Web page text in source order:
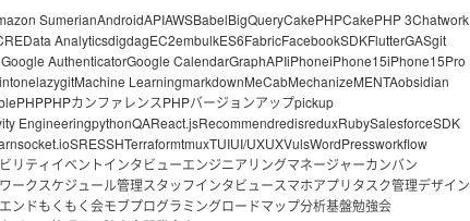
SumerianAndroidAPIAWSBabelBigQueryCakePHPCakePHP 3Chatwork
Data AnalyticsdigdagEC2embulkES6FabricFacebookSDKFlutterGASgit
Google AuthenticatorGoogle CalendarGraphAPIiPhoneiPhone15iPhone15Pro
lazygitMachine LearningmarkdownMeCabMechanizeMENTAobsidian
PHPPHPカンファレンスPHPバージョンアップpickup
EngineeringpythonQAReact.jsRecommendredisreduxRubySalesforceSDK
socket.ioSRESSHTerraformtmuxTUIUI/UXUXVulsWordPressworkflow
リティ イベントインタビューエンジニアリングマネージャーカンバン
ークスケジュール管理スタッフインタビュースマホアプリタスク管理デザイン
ンドもくもく会モブプログラミングロードマップ分析基盤勉強会